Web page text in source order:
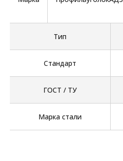
Тип
Стандарт
ГОСТ / ТУ
Марка стали